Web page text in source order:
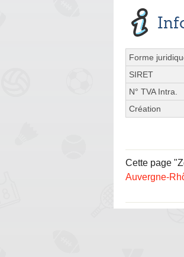
Forme
SIRET
N° TVA Intra.
Création
Cette page
Auvergne-